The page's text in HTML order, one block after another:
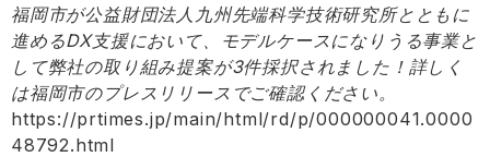
福岡市が公益財団法人九州先端科学技術研究所とともに
進めるDX支援において、モデルケースになりうる事業と
して弊社の取り組み提案が3件採択されました！詳しく
は福岡市のプレスリリースでご確認ください。
https://prtimes.jp/main/html/rd/p/000000041.0000
48792.html